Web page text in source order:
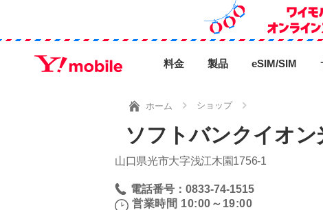
料金 製品 eSIM/SIM
ホーム ショップ
ソフトバンクイオン
山口県光市大字浅江木園1756‐1
電話番号：0833-74-1515
営業時間 10:00～19:00